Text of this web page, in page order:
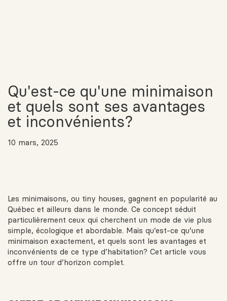
Qu'est-ce qu'une minimaison
et quels sont ses avantages
et inconvénients?
10 mars, 2025
Les minimaisons, ou tiny houses, gagnent en popularité au
Québec et ailleurs dans le monde. Ce concept séduit
particulièrement ceux qui cherchent un mode de vie plus
simple, écologique et abordable. Mais qu’est-ce qu’une
minimaison exactement, et quels sont les avantages et
inconvénients de ce type d’habitation? Cet article vous
offre un tour d’horizon complet.